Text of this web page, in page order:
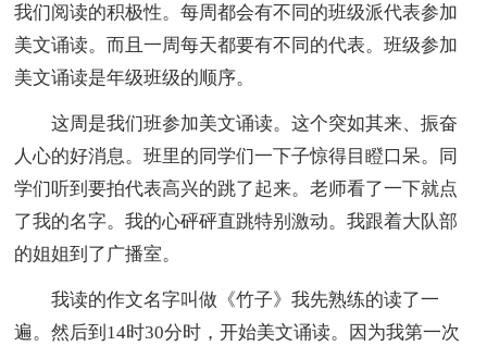
我们阅读的积极性。每周都会有不同的班级派代表参加
美文诵读。而且一周每天都要有不同的代表。班级参加
美文诵读是年级班级的顺序。
这周是我们班参加美文诵读。这个突如其来、振奋
人心的好消息。班里的同学们一下子惊得目瞪口呆。同
学们听到要拍代表高兴的跳了起来。老师看了一下就点
了我的名字。我的心砰砰直跳特别激动。我跟着大队部
的姐姐到了广播室。
我读的作文名字叫做《竹子》我先熟练的读了一
遍。然后到14时30分时，开始美文诵读。因为我第一次